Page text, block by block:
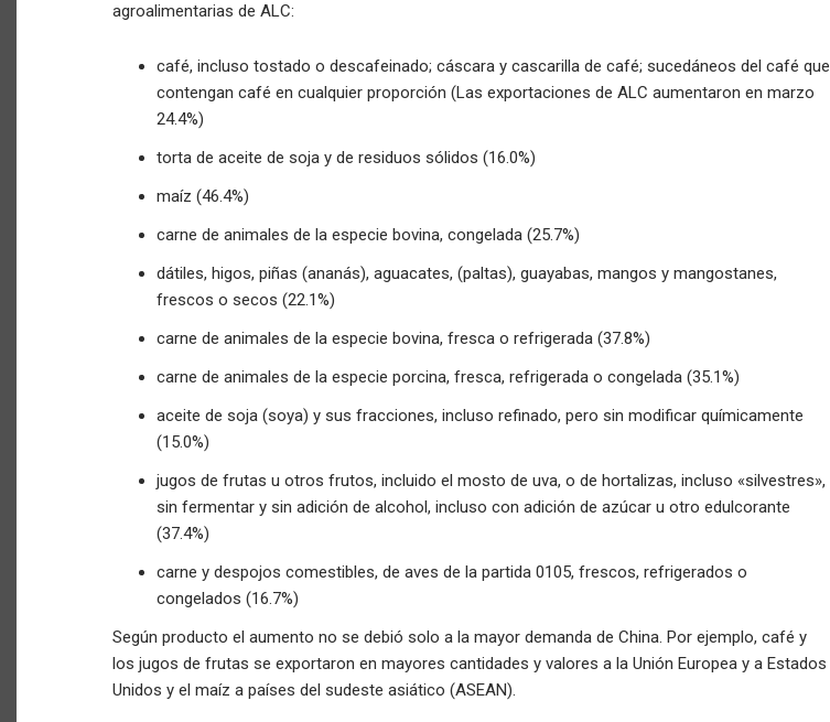
agroalimentarias de ALC:
café, incluso tostado o descafeinado; cáscara y cascarilla de café; sucedáneos del café que
contengan café en cualquier proporción (Las exportaciones de ALC aumentaron en marzo
24.4%)
torta de aceite de soja y de residuos sólidos (16.0%)
maíz (46.4%)
carne de animales de la especie bovina, congelada (25.7%)
dátiles, higos, piñas (ananás), aguacates, (paltas), guayabas, mangos y mangostanes,
frescos o secos (22.1%)
carne de animales de la especie bovina, fresca o refrigerada (37.8%)
carne de animales de la especie porcina, fresca, refrigerada o congelada (35.1%)
aceite de soja (soya) y sus fracciones, incluso refinado, pero sin modificar químicamente
(15.0%)
jugos de frutas u otros frutos, incluido el mosto de uva, o de hortalizas, incluso «silvestres»,
sin fermentar y sin adición de alcohol, incluso con adición de azúcar u otro edulcorante
(37.4%)
carne y despojos comestibles, de aves de la partida 0105, frescos, refrigerados o
congelados (16.7%)
Según producto el aumento no se debió solo a la mayor demanda de China. Por ejemplo, café y
los jugos de frutas se exportaron en mayores cantidades y valores a la Unión Europea y a Estados
Unidos y el maíz a países del sudeste asiático (ASEAN).